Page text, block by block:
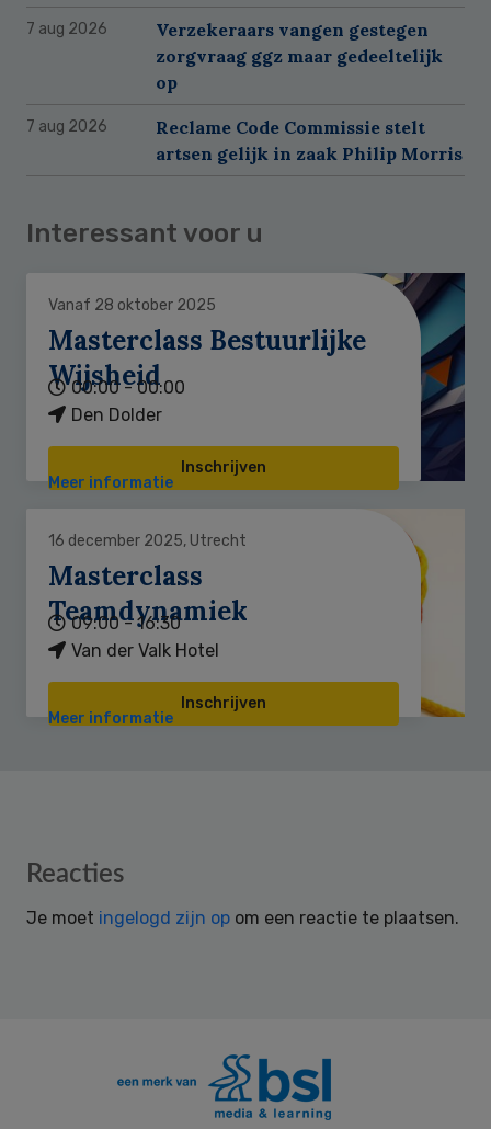
7 aug 2026
Verzekeraars vangen gestegen
zorgvraag ggz maar gedeeltelijk
op
7 aug 2026
Reclame Code Commissie stelt
artsen gelijk in zaak Philip Morris
Interessant voor u
Vanaf 28 oktober 2025
Masterclass Bestuurlijke
Wijsheid
00:00 - 00:00
Den Dolder
Inschrijven
Meer informatie
16 december 2025, Utrecht
Masterclass
Teamdynamiek
09:00 - 16:30
Van der Valk Hotel
Inschrijven
Meer informatie
Reader
Reacties
Je moet ingelogd zijn op om een reactie te plaatsen.